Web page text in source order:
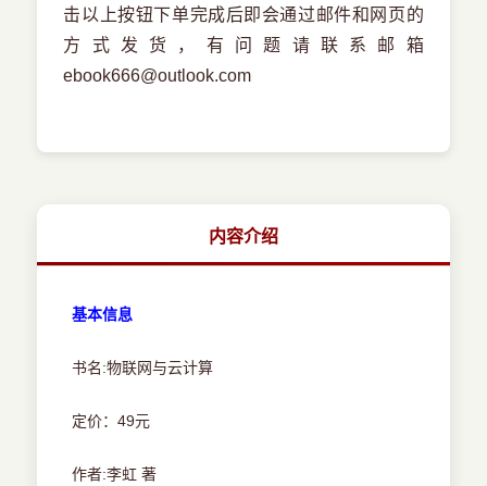
击以上按钮下单完成后即会通过邮件和网页的
方式发货，有问题请联系邮箱
ebook666@outlook.com
内容介绍
基本信息
书名:物联网与云计算
定价：49元
作者:李虹 著